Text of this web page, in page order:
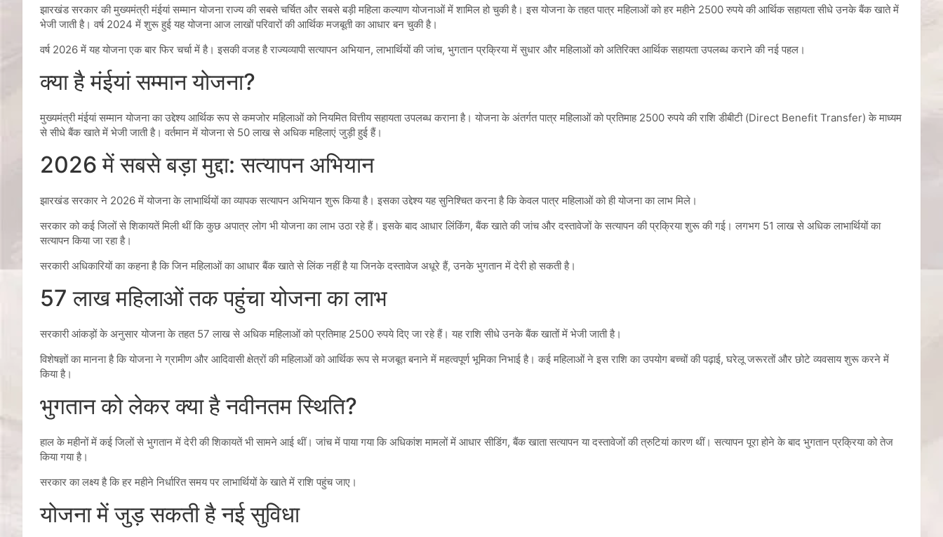
झारखंड सरकार की मुख्यमंत्री मंईयां सम्मान योजना राज्य की सबसे चर्चित और सबसे बड़ी महिला कल्याण योजनाओं में शामिल हो चुकी है। इस योजना के तहत पात्र महिलाओं को हर महीने 2500 रुपये की आर्थिक सहायता सीधे उनके बैंक खाते में
भेजी जाती है। वर्ष 2024 में शुरू हुई यह योजना आज लाखों परिवारों की आर्थिक मजबूती का आधार बन चुकी है।
वर्ष 2026 में यह योजना एक बार फिर चर्चा में है। इसकी वजह है राज्यव्यापी सत्यापन अभियान, लाभार्थियों की जांच, भुगतान प्रक्रिया में सुधार और महिलाओं को अतिरिक्त आर्थिक सहायता उपलब्ध कराने की नई पहल।
क्या है मंईयां सम्मान योजना?
मुख्यमंत्री मंईयां सम्मान योजना का उद्देश्य आर्थिक रूप से कमजोर महिलाओं को नियमित वित्तीय सहायता उपलब्ध कराना है। योजना के अंतर्गत पात्र महिलाओं को प्रतिमाह 2500 रुपये की राशि डीबीटी (Direct Benefit Transfer) के माध्यम
से सीधे बैंक खाते में भेजी जाती है। वर्तमान में योजना से 50 लाख से अधिक महिलाएं जुड़ी हुई हैं।
2026 में सबसे बड़ा मुद्दा: सत्यापन अभियान
झारखंड सरकार ने 2026 में योजना के लाभार्थियों का व्यापक सत्यापन अभियान शुरू किया है। इसका उद्देश्य यह सुनिश्चित करना है कि केवल पात्र महिलाओं को ही योजना का लाभ मिले।
सरकार को कई जिलों से शिकायतें मिली थीं कि कुछ अपात्र लोग भी योजना का लाभ उठा रहे हैं। इसके बाद आधार लिंकिंग, बैंक खाते की जांच और दस्तावेजों के सत्यापन की प्रक्रिया शुरू की गई। लगभग 51 लाख से अधिक लाभार्थियों का
सत्यापन किया जा रहा है।
सरकारी अधिकारियों का कहना है कि जिन महिलाओं का आधार बैंक खाते से लिंक नहीं है या जिनके दस्तावेज अधूरे हैं, उनके भुगतान में देरी हो सकती है।
57 लाख महिलाओं तक पहुंचा योजना का लाभ
सरकारी आंकड़ों के अनुसार योजना के तहत 57 लाख से अधिक महिलाओं को प्रतिमाह 2500 रुपये दिए जा रहे हैं। यह राशि सीधे उनके बैंक खातों में भेजी जाती है।
विशेषज्ञों का मानना है कि योजना ने ग्रामीण और आदिवासी क्षेत्रों की महिलाओं को आर्थिक रूप से मजबूत बनाने में महत्वपूर्ण भूमिका निभाई है। कई महिलाओं ने इस राशि का उपयोग बच्चों की पढ़ाई, घरेलू जरूरतों और छोटे व्यवसाय शुरू करने में
किया है।
भुगतान को लेकर क्या है नवीनतम स्थिति?
हाल के महीनों में कई जिलों से भुगतान में देरी की शिकायतें भी सामने आई थीं। जांच में पाया गया कि अधिकांश मामलों में आधार सीडिंग, बैंक खाता सत्यापन या दस्तावेजों की त्रुटियां कारण थीं। सत्यापन पूरा होने के बाद भुगतान प्रक्रिया को तेज
किया गया है।
सरकार का लक्ष्य है कि हर महीने निर्धारित समय पर लाभार्थियों के खाते में राशि पहुंच जाए।
योजना में जुड़ सकती है नई सुविधा